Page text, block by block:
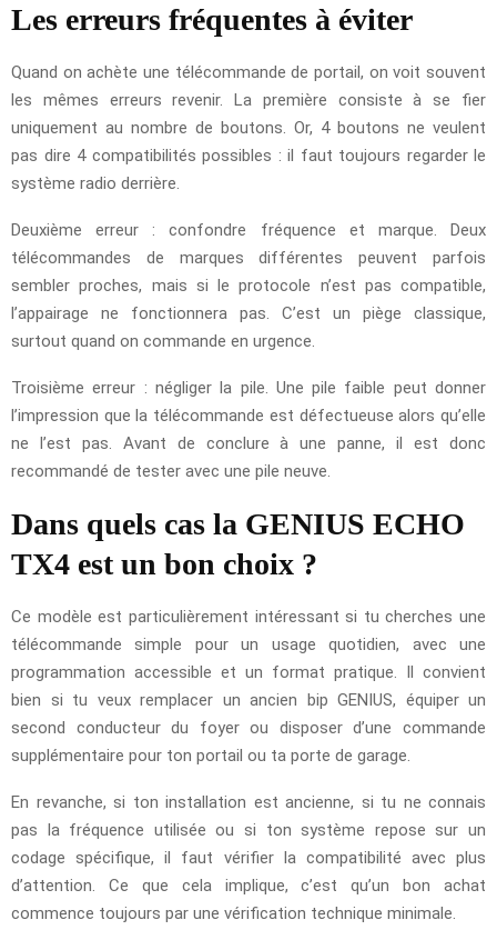
Les erreurs fréquentes à éviter
Quand on achète une télécommande de portail, on voit souvent
les mêmes erreurs revenir. La première consiste à se fier
uniquement au nombre de boutons. Or, 4 boutons ne veulent
pas dire 4 compatibilités possibles : il faut toujours regarder le
système radio derrière.
Deuxième erreur : confondre fréquence et marque. Deux
télécommandes de marques différentes peuvent parfois
sembler proches, mais si le protocole n’est pas compatible,
l’appairage ne fonctionnera pas. C’est un piège classique,
surtout quand on commande en urgence.
Troisième erreur : négliger la pile. Une pile faible peut donner
l’impression que la télécommande est défectueuse alors qu’elle
ne l’est pas. Avant de conclure à une panne, il est donc
recommandé de tester avec une pile neuve.
Dans quels cas la GENIUS ECHO
TX4 est un bon choix ?
Ce modèle est particulièrement intéressant si tu cherches une
télécommande simple pour un usage quotidien, avec une
programmation accessible et un format pratique. Il convient
bien si tu veux remplacer un ancien bip GENIUS, équiper un
second conducteur du foyer ou disposer d’une commande
supplémentaire pour ton portail ou ta porte de garage.
En revanche, si ton installation est ancienne, si tu ne connais
pas la fréquence utilisée ou si ton système repose sur un
codage spécifique, il faut vérifier la compatibilité avec plus
d’attention. Ce que cela implique, c’est qu’un bon achat
commence toujours par une vérification technique minimale.